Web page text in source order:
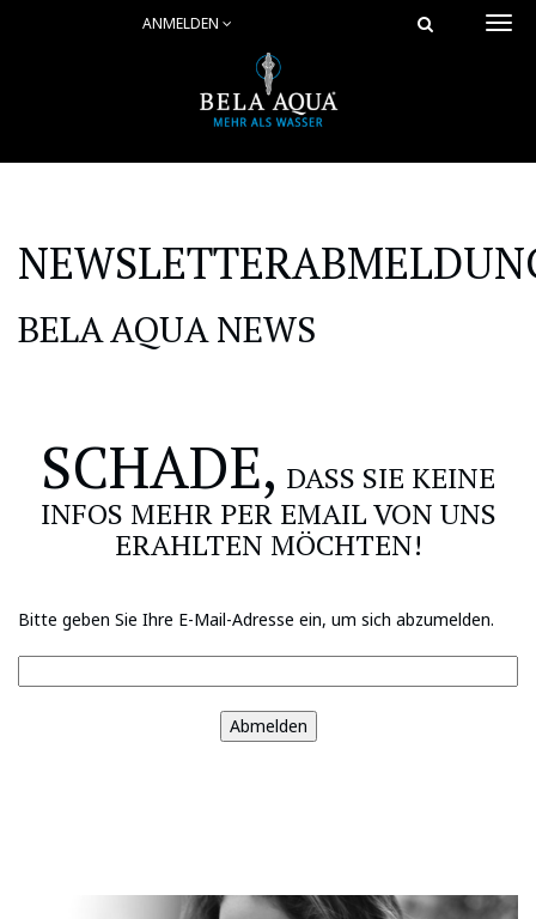
ANMELDEN
BELA AQUA NEWS
SCHADE, DASS SIE KEINE
INFOS MEHR PER EMAIL VON UNS
ERAHLTEN MÖCHTEN!
Bitte geben Sie Ihre E-Mail-Adresse ein, um sich abzumelden.
Abmelden